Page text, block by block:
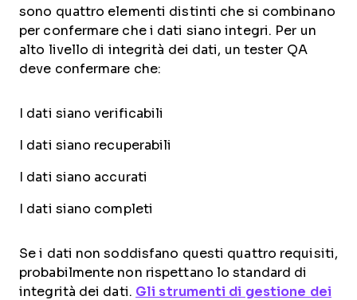
sono quattro elementi distinti che si combinano
per confermare che i dati siano integri. Per un
alto livello di integrità dei dati, un tester QA
deve confermare che:
I dati siano verificabili
I dati siano recuperabili
I dati siano accurati
I dati siano completi
Se i dati non soddisfano questi quattro requisiti,
probabilmente non rispettano lo standard di
integrità dei dati. Gli strumenti di gestione dei